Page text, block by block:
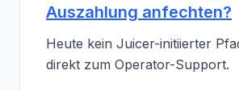
Auszahlung anfechten?
Heute kein Juicer-initiierter
direkt zum Operator-Support.